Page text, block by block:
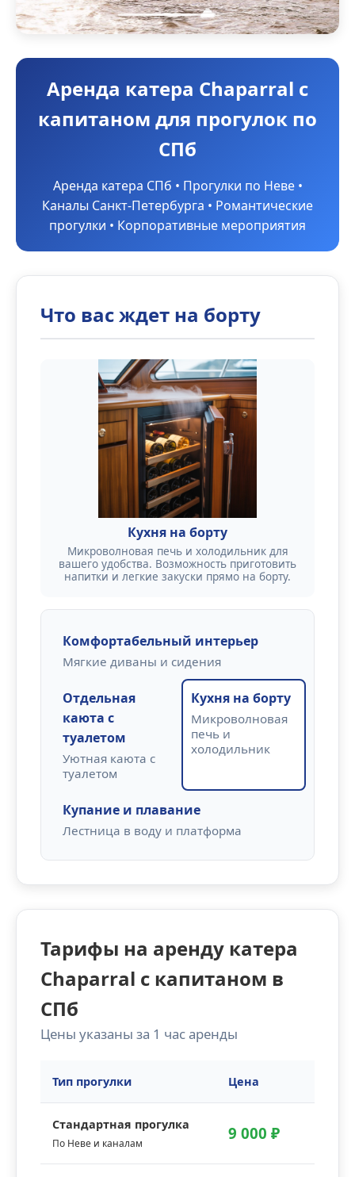
Аренда катера Chaparral с
капитаном для прогулок по
СПб
Аренда катера СПб • Прогулки по Неве •
Каналы Санкт-Петербурга • Романтические
прогулки • Корпоративные мероприятия
Что вас ждет на борту
Комфортабельный интерьер
Мягкие диваны и сидения
Отдельная
каюта с
туалетом
Уютная каюта с
туалетом
Кухня на борту
Микроволновая
печь и
холодильник
Купание и плавание
Лестница в воду и платформа
Кухня на борту
Микроволновая печь и холодильник для
вашего удобства. Возможность приготовить
напитки и легкие закуски прямо на борту.
Тарифы на аренду катера
Chaparral с капитаном в
СПб
Цены указаны за 1 час аренды
Тип прогулки Цена
Стандартная прогулка
По Неве и каналам
9 000 ₽